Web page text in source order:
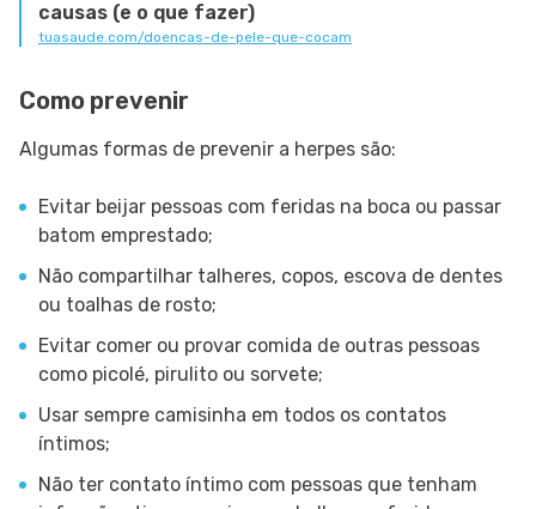
causas (e o que fazer)
tuasaude.com/doencas-de-pele-que-cocam
Como prevenir
Algumas formas de prevenir a herpes são:
Evitar beijar pessoas com feridas na boca ou passar
batom emprestado;
Não compartilhar talheres, copos, escova de dentes
ou toalhas de rosto;
Evitar comer ou provar comida de outras pessoas
como picolé, pirulito ou sorvete;
Usar sempre camisinha em todos os contatos
íntimos;
Não ter contato íntimo com pessoas que tenham